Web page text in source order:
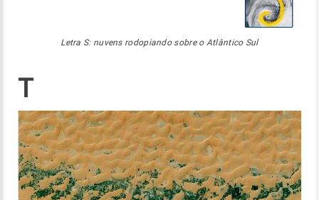
Letra S: nuvens rodopiando sobre o Atlântico Sul
T